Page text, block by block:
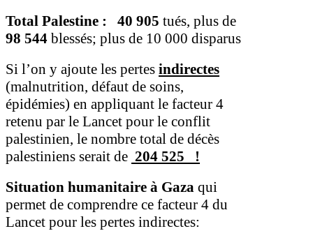
Total Palestine :
40 905 tués, plus de
98 544 blessés; plus de 10 000 disparus
Si l’on y ajoute les pertes indirectes
(malnutrition, défaut de soins,
épidémies) en appliquant le facteur 4
retenu par le Lancet pour le conflit
palestinien, le nombre total de décès
palestiniens serait de 204 525
!
Situation humanitaire à Gaza qui
permet de comprendre ce facteur 4 du
Lancet pour les pertes indirectes: